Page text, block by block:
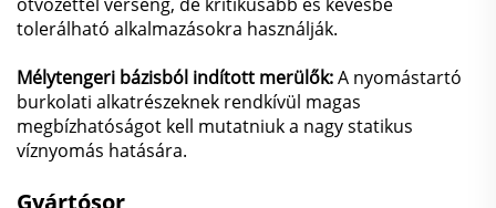
tolerálható alkalmazásokra használják.
Mélytengeri bázisból indított merülők:A nyomástartó
burkolati alkatrészeknek rendkívül magas
megbízhatóságot kell mutatniuk a nagy statikus
víznyomás hatására.
Gyártósor